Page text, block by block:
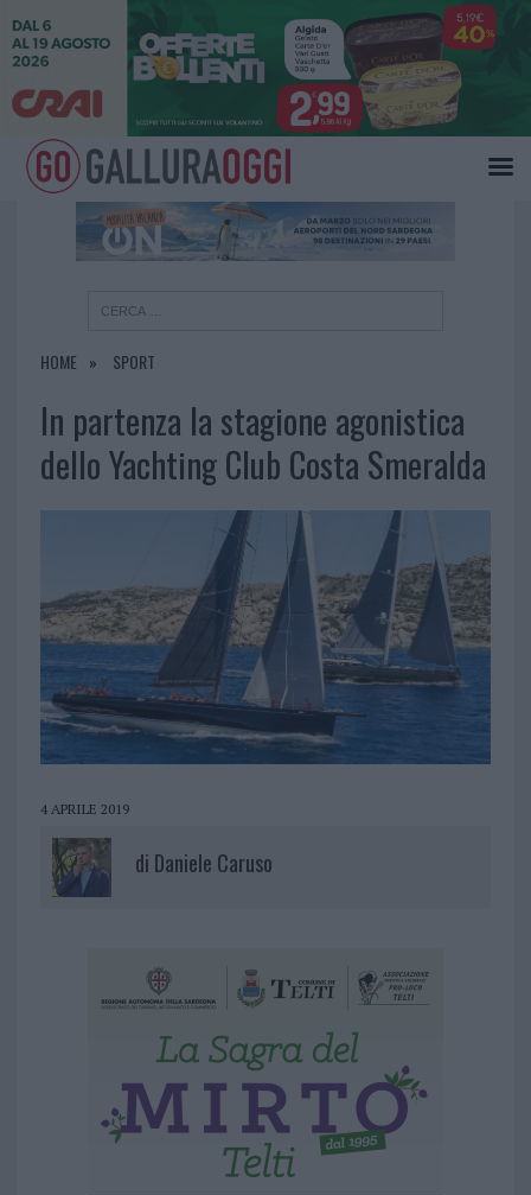
HOME SPORT
In partenza la stagione agonistica
dello Yachting Club Costa Smeralda
4 APRILE 2019
di Daniele Caruso
×